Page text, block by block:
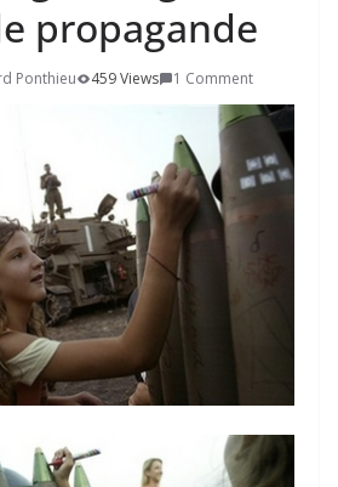
propagande
Ponthieu 459 Views 1 Comment